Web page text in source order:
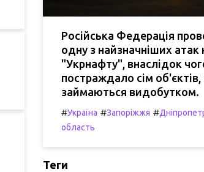
Російська Федерація
одну з найзначніших атак
"Укрнафту", внаслідок
постраждало сім
займаються видобутком.
#Україна #Запоріжжя #
область
Теги